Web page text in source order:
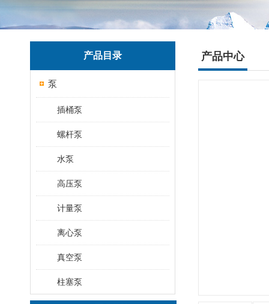
产品目录
泵
插桶泵
螺杆泵
水泵
高压泵
计量泵
离心泵
真空泵
柱塞泵
产品中心